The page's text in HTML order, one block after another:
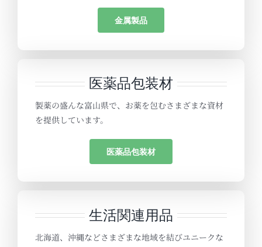
金属製品
医薬品包装材
製薬の盛んな富山県で、お薬を包むさまざまな資材
を提供しています。
医薬品包装材
生活関連用品
北海道、沖縄などさまざまな地域を結びユニークな